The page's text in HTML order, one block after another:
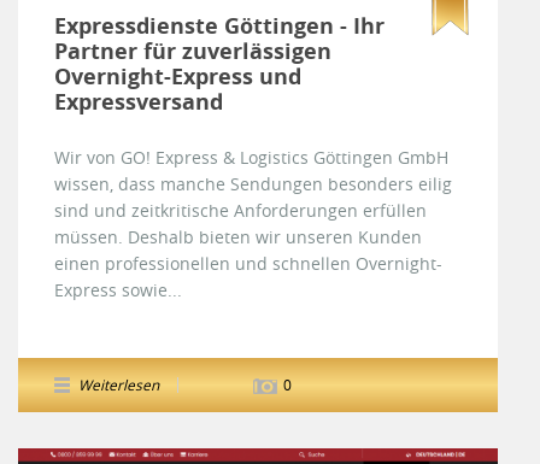
Expressdienste Göttingen - Ihr
Partner für zuverlässigen
Overnight-Express und
Expressversand
Wir von GO! Express & Logistics Göttingen GmbH
wissen, dass manche Sendungen besonders eilig
sind und zeitkritische Anforderungen erfüllen
müssen. Deshalb bieten wir unseren Kunden
einen professionellen und schnellen Overnight-
Express sowie...
Weiterlesen 0